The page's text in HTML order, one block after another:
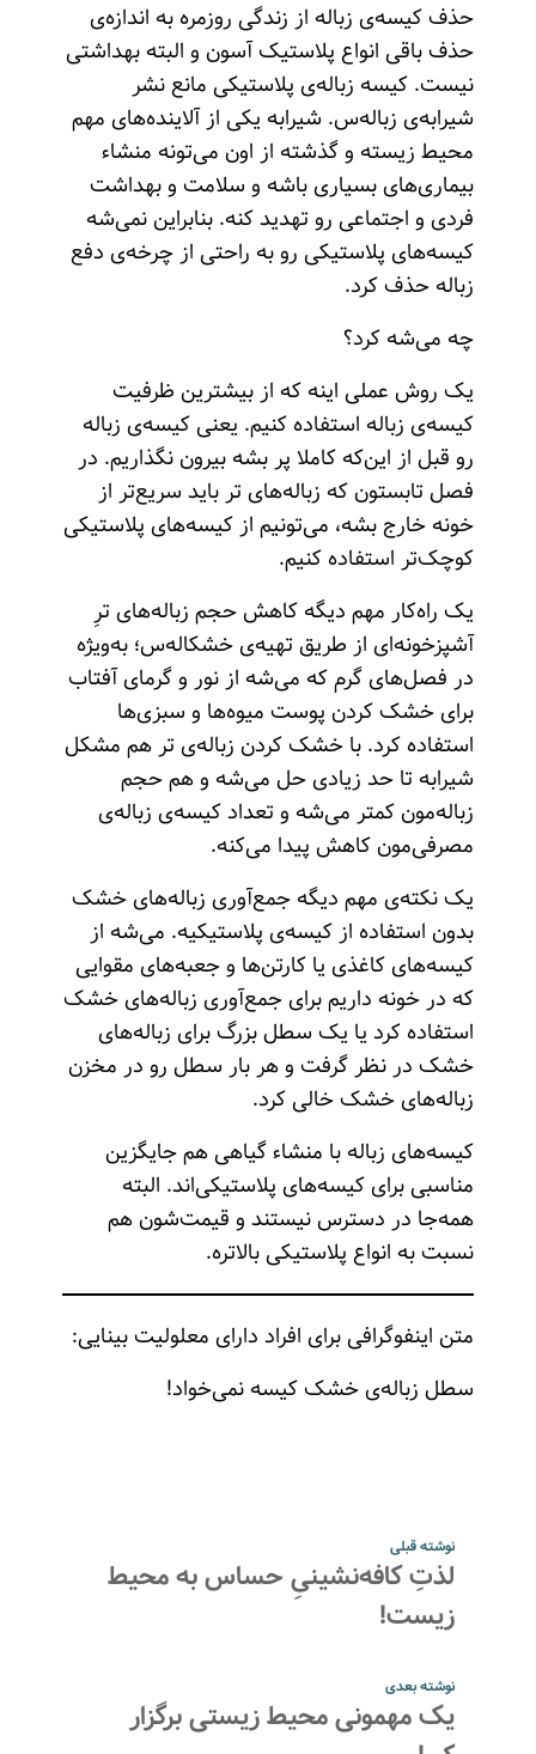
حذف کیسه‌ی زباله از زندگی روزمره به اندازه‌ی
حذف باقی انواع پلاستیک آسون و البته بهداشتی
نیست. کیسه زباله‌ی پلاستیکی مانع نشر
شیرابه‌ی زباله‌س. شیرابه یکی از آلاینده‌های مهم
محیط زیسته و گذشته از اون می‌تونه منشاء
بیماری‌های بسیاری باشه و سلامت و بهداشت
فردی و اجتماعی رو تهدید کنه. بنابراین نمی‌شه
کیسه‌های پلاستیکی رو به راحتی از چرخه‌ی دفع
زباله حذف کرد.
چه می‌شه کرد؟
یک روش عملی اینه که از بیشترین ظرفیت
کیسه‌ی زباله استفاده کنیم. یعنی کیسه‌ی زباله
رو قبل از این‌که کاملا پر بشه بیرون نگذاریم. در
فصل تابستون که زباله‌های تر باید سریع‌تر از
خونه خارج بشه، می‌تونیم از کیسه‌های پلاستیکی
کوچک‌تر استفاده کنیم.
یک راه‌کار مهم دیگه کاهش حجم زباله‌های ترِ
آشپزخونه‌ای از طریق تهیه‌ی خشکاله‌س؛ به‌ویژه
در فصل‌های گرم که می‌شه از نور و گرمای آفتاب
برای خشک کردن پوست میوه‌ها و سبزی‌ها
استفاده کرد. با خشک کردن زباله‌ی تر هم مشکل
شیرابه تا حد زیادی حل می‌شه و هم حجم
زباله‌مون کمتر می‌شه و تعداد کیسه‌ی زباله‌ی
مصرفی‌مون کاهش پیدا می‌کنه.
یک نکته‌ی مهم دیگه جمع‌آوری زباله‌های خشک
بدون استفاده از کیسه‌ی پلاستیکیه. می‌شه از
کیسه‌های کاغذی یا کارتن‌ها و جعبه‌های مقوایی
که در خونه داریم برای جمع‌آوری زباله‌های خشک
استفاده کرد یا یک سطل بزرگ برای زباله‌های
خشک در نظر گرفت و هر بار سطل رو در مخزن
زباله‌های خشک خالی کرد.
کیسه‌های زباله با منشاء گیاهی هم جایگزین
مناسبی برای کیسه‌های پلاستیکی‌‌اند. البته
همه‌جا در دسترس نیستند و قیمت‌شون هم
نسبت به انواع پلاستیکی بالاتره.
متن اینفوگرافی برای افراد دارای معلولیت بینایی:
سطل زباله‌ی خشک کیسه نمی‌خواد!
نوشته قبلی
لذتِ کافه‌نشینیِ حساس به محیط
زیست!
نوشته بعدی
یک مهمونی محیط زیستی برگزار